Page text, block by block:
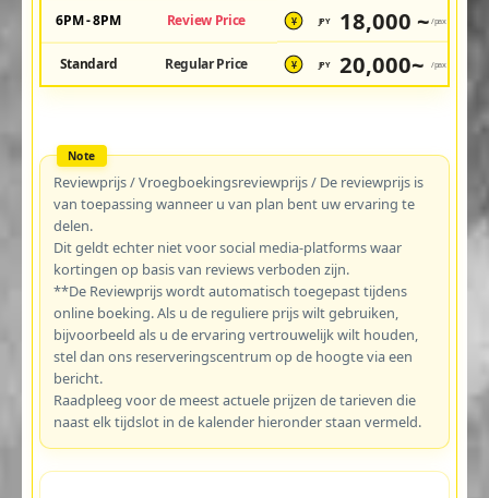
6PM - 8PM Review Price ¥ JPY 18,000 ~ /pax
Standard Regular Price ¥ JPY 20,000~ /pax
Reviewprijs / Vroegboekingsreviewprijs / De reviewprijs is
van toepassing wanneer u van plan bent uw ervaring te
delen.
Dit geldt echter niet voor social media-platforms waar
kortingen op basis van reviews verboden zijn.
**De Reviewprijs wordt automatisch toegepast tijdens
online boeking. Als u de reguliere prijs wilt gebruiken,
bijvoorbeeld als u de ervaring vertrouwelijk wilt houden,
stel dan ons reserveringscentrum op de hoogte via een
bericht.
Raadpleeg voor de meest actuele prijzen de tarieven die
naast elk tijdslot in de kalender hieronder staan vermeld.